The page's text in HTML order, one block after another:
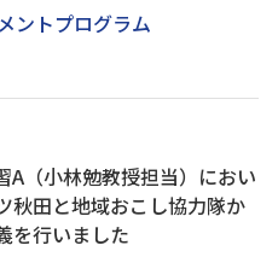
ントプログラム
A（小林勉教授担当）におい
秋田と地域おこし協力隊か
を行いました